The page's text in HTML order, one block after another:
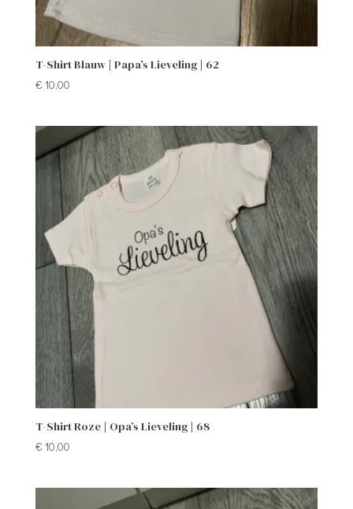
T-Shirt Blauw | Papa’s Lieveling | 62
€ 10,00
T-Shirt Roze | Opa’s Lieveling | 68
€ 10,00